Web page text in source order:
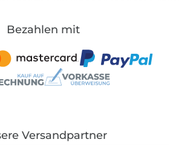
Bezahlen mit
Versandpartner